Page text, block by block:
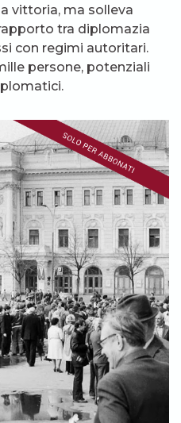
vittoria, ma solleva
tra diplomazia
con regimi autoritari.
persone, potenziali